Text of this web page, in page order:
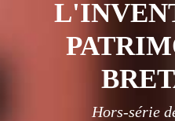
Hors-série